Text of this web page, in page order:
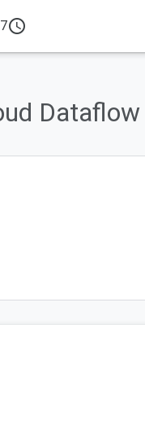
access_time7 دقیقه باقیمانده